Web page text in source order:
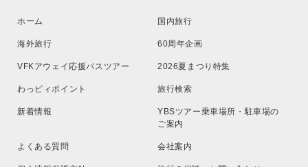
ホーム 国内旅行
海外旅行 60周年企画
VFKアウェイ応援バスツアー 2026夏まつり特集
わっピィポイント 旅行検索
新着情報
YBSツアー乗車場所・駐車場の
ご案内
よくある質問 会社案内